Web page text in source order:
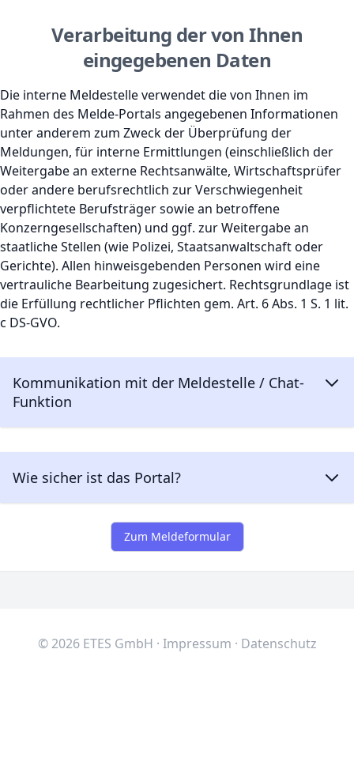
Verarbeitung der von Ihnen
eingegebenen Daten
Die interne Meldestelle verwendet die von Ihnen im
Rahmen des Melde-Portals angegebenen Informationen
unter anderem zum Zweck der Überprüfung der
Meldungen, für interne Ermittlungen (einschließlich der
Weitergabe an externe Rechtsanwälte, Wirtschaftsprüfer
oder andere berufsrechtlich zur Verschwiegenheit
verpflichtete Berufsträger sowie an betroffene
Konzerngesellschaften) und ggf. zur Weitergabe an
staatliche Stellen (wie Polizei, Staatsanwaltschaft oder
Gerichte). Allen hinweisgebenden Personen wird eine
vertrauliche Bearbeitung zugesichert. Rechtsgrundlage ist
die Erfüllung rechtlicher Pflichten gem. Art. 6 Abs. 1 S. 1 lit.
c DS-GVO.
Kommunikation mit der Meldestelle / Chat-
Funktion
Wie sicher ist das Portal?
Zum Meldeformular
© 2026 ETES GmbH · Impressum · Datenschutz